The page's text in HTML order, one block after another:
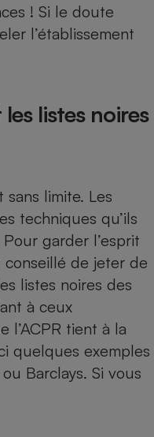
! Si le doute
l’établissement
listes noires
sans limite. Les
techniques qu’ils
garder l’esprit
de jeter de
listes noires des
à ceux
l’ACPR tient à la
quelques exemples
Barclays. Si vous